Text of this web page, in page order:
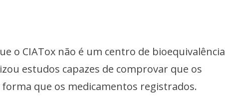
o CIATox não é um centro de bioequivalência
estudos capazes de comprovar que os
que os medicamentos registrados.